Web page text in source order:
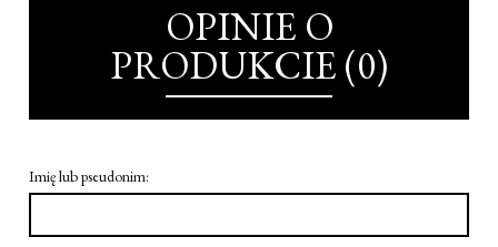
OPINIE O
PRODUKCIE (0)
Imię lub pseudonim: